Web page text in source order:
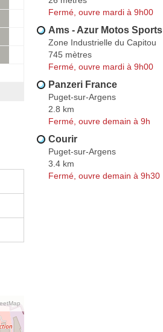
Fermé, ouvre mardi à 9h00
Ams - Azur Motos Sports
Zone Industrielle du Capitou
745 mètres
Fermé, ouvre mardi à 9h00
Panzeri France
Puget-sur-Argens
2.8 km
Fermé, ouvre demain à 9h
Courir
Puget-sur-Argens
3.4 km
Fermé, ouvre demain à 9h30